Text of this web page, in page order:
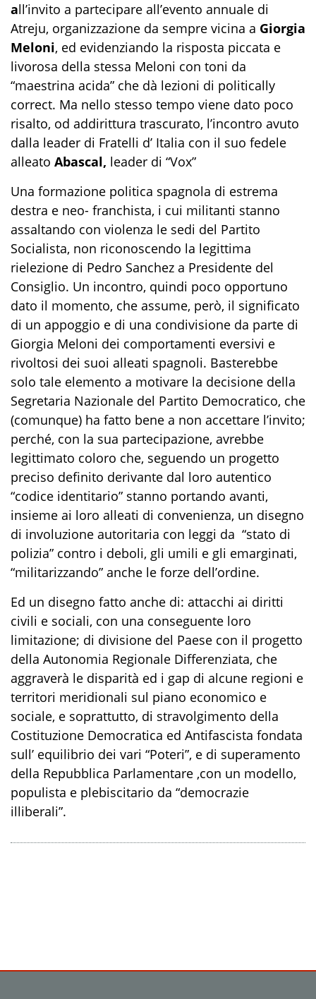
all’invito a partecipare all’evento annuale di
Atreju, organizzazione da sempre vicina a Giorgia
Meloni, ed evidenziando la risposta piccata e
livorosa della stessa Meloni con toni da
“maestrina acida” che dà lezioni di politically
correct. Ma nello stesso tempo viene dato poco
risalto, od addirittura trascurato, l’incontro avuto
dalla leader di Fratelli d’ Italia con il suo fedele
alleato Abascal, leader di “Vox”
Una formazione politica spagnola di estrema
destra e neo- franchista, i cui militanti stanno
assaltando con violenza le sedi del Partito
Socialista, non riconoscendo la legittima
rielezione di Pedro Sanchez a Presidente del
Consiglio. Un incontro, quindi poco opportuno
dato il momento, che assume, però, il significato
di un appoggio e di una condivisione da parte di
Giorgia Meloni dei comportamenti eversivi e
rivoltosi dei suoi alleati spagnoli. Basterebbe
solo tale elemento a motivare la decisione della
Segretaria Nazionale del Partito Democratico, che
(comunque) ha fatto bene a non accettare l’invito;
perché, con la sua partecipazione, avrebbe
legittimato coloro che, seguendo un progetto
preciso definito derivante dal loro autentico
“codice identitario” stanno portando avanti,
insieme ai loro alleati di convenienza, un disegno
di involuzione autoritaria con leggi da “stato di
polizia” contro i deboli, gli umili e gli emarginati,
“militarizzando” anche le forze dell’ordine.
Ed un disegno fatto anche di: attacchi ai diritti
civili e sociali, con una conseguente loro
limitazione; di divisione del Paese con il progetto
della Autonomia Regionale Differenziata, che
aggraverà le disparità ed i gap di alcune regioni e
territori meridionali sul piano economico e
sociale, e soprattutto, di stravolgimento della
Costituzione Democratica ed Antifascista fondata
sull’ equilibrio dei vari “Poteri”, e di superamento
della Repubblica Parlamentare ,con un modello,
populista e plebiscitario da “democrazie
illiberali”.